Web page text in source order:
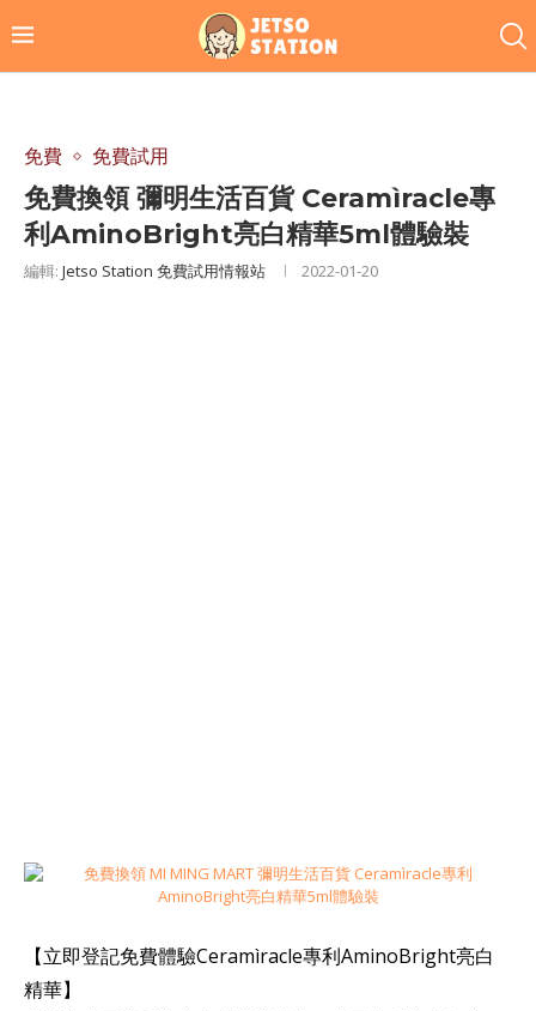
免費 免費試用
免費換領 彌明生活百貨 Ceramìracle專
利AminoBright亮白精華5ml體驗裝
編輯: Jetso Station 免費試用情報站 2022-01-20
【立即登記免費體驗Ceramìracle專利AminoBright亮白
精華】